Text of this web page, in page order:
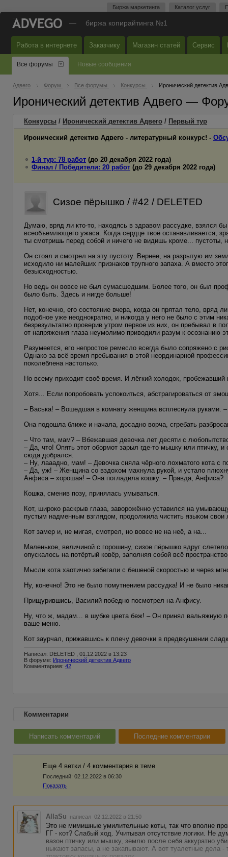
Биржа маркетинга Каталог услуг
— биржа копирайтинга №1
Работа в интернете Заказчику Магазин статей Сервис
Все форумы Новые сообщения
Адвего Форум Все форумы Конкурсы Иронический детектив
Иронический детектив Адвего —
Конкурсы / Иронический детектив Адвего / Первый тур
Иронический детектив Адвего - литературный конкурс! -
1-й тур: 78 работ (до 20 декабря 2022 года)
Финал / Победители: 20 работ (до 29 декабря 2022 года)
Сизое пёрышко / #42 / DELETED
Думаю, вряд ли кто-то, находясь в здравом рассудке, взялся
всеобъемлющего ужаса. Когда сердце твоё останавливается,
ты смотришь перед собой и ничего не видишь кроме... пустоты,
Он стоял и смотрел на эту пустоту. Вернее, на разрытую им
исходило ни малейших признаков трупного запаха. А вместо
безысходностью.
Но ведь он вовсе не был сумасшедшим. Более того, он был
было быть. Здесь и нигде больше!
Нет, конечно, его состояние вчера, когда он прятал тело,
подобное уже неоднократно, и никогда у него не было с этим
безрезультатно проверив утром первое из них, он пребывал в
от напряжения глаза неумолимо приводили разум к осознанию
Разумеется, его непростое ремесло всегда было сопряжено с
Однако за всё время пребывания в этой неординарной
поколеблена настолько.
Но всему приходит своё время. И лёгкий холодок,
Хотя... Если попробовать успокоиться, абстрагироваться от
– Васька! – Вошедшая в комнату женщина всплеснула руками.
Она подошла ближе и начала, досадно ворча, сгребать
– Что там, мам? – Вбежавшая девочка лет десяти с
– Да, что! Опять этот обормот зарыл где-то мышку или птичку,
сюда добрался.
– Ну, лааадно, мам! – Девочка сняла чёрного лохматого кота с
– Да, уж! – Женщина со вздохом махнула рукой, и устало
Анфиса – хорошая! – Она погладила кошку. – Правда, Анфиса?
Кошка, сменив позу, принялась умываться.
Кот, широко раскрыв глаза, заворожённо уставился на
пустым надменным взглядом, продолжила чистить языком свои
Кот замер и, не мигая, смотрел, но вовсе не на неё, а на...
Маленькое, величиной с горошину, сизое пёрышко вдруг
опускалось на потёртый ковёр, заполняя собой всё
Мысли кота хаотично забегали с бешеной скоростью и через
Ну, конечно! Это не было помутнением рассудка! И не было
Прищурившись, Василий победно посмотрел на Анфису.
Ну, что ж, мадам... в шубке цвета беж! – Он принял вальяжную
ваше меню.
Кот заурчал, прижавшись к плечу девочки в предвкушении
Написал: DELETED , 01.12.2022 в 13:23
В форуме: Иронический детектив Адвего
Комментариев: 42
Комментарии
Написать комментарий Последние комментарии
Еще 4 ветки / 4 комментария в темe
Последний: 02.12.2022 в 06:30
Показать
AllaSu написал 02.12.2022 в 21:50
Это не мимишные умилительные коты, так что вполне
ГГ - кот? Слабый ход. Учитывая отсутствие логики. Не
вазон птичку или мышку, землю после себя аккуратно
ныкают запасы, а не закапывают. А вот туалетные дела